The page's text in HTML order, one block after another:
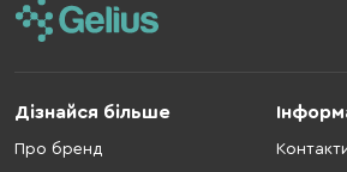
Дізнайся більше
Про бренд